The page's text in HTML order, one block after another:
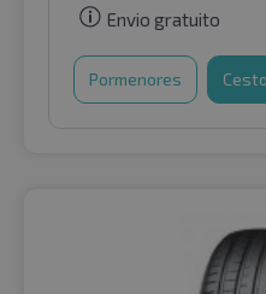
Envio gratuito
Pormenores